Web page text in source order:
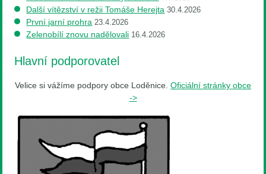
Další vítězství v režii Tomáše Herejta 30.4.2026
První jarní prohra 23.4.2026
Zelenobílí znovu nadělovali 16.4.2026
Hlavní podporovatel
Velice si vážíme podpory obce Loděnice. Oficiální stránky obce
->